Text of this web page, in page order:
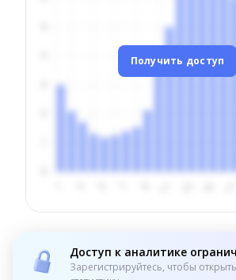
Получить доступ
Доступ к аналитике
Зарегистрируйтесь, чтобы